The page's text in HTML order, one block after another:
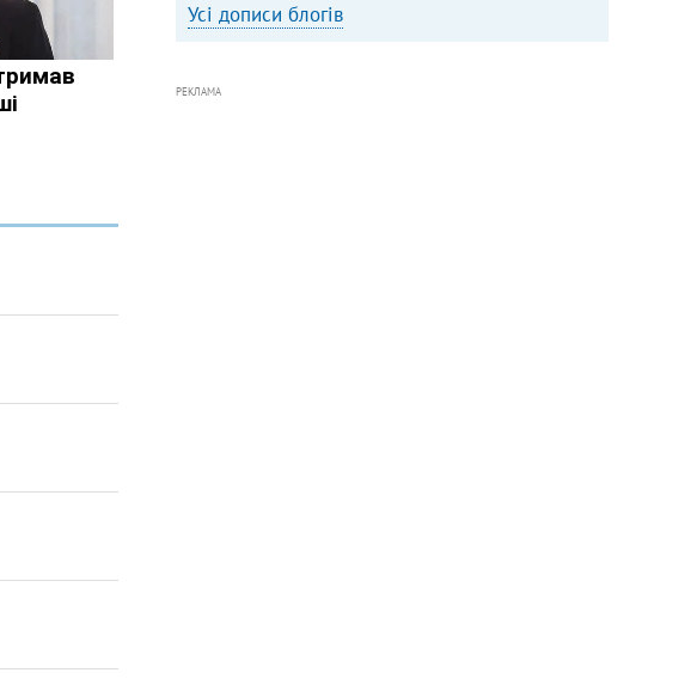
Усі дописи блогів
РЕКЛАМА